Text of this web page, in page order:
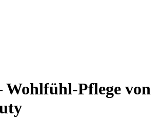
Wohlfühl-Pflege von